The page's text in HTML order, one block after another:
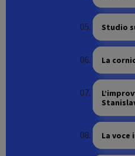
Studio
La
La voce